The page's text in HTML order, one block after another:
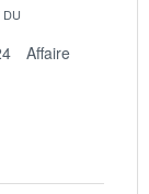
Affaire